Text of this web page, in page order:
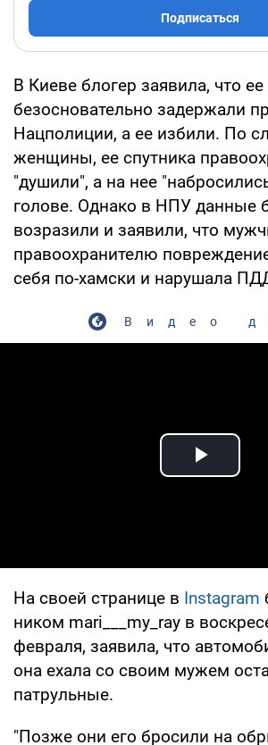
Подписаться
В Киеве блогер заявила, что
безосновательно задержали
Нацполиции, а ее избили. По
женщины, ее спутника
"душили", а на нее
голове. Однако в НПУ данные
возразили и заявили, что
правоохранителю
себя по-хамски и нарушала
Видео
Play
На своей странице в Instagram
ником mari___my_ray в
февраля, заявила, что
она ехала со своим мужем
патрульные.
"Позже они его бросили на